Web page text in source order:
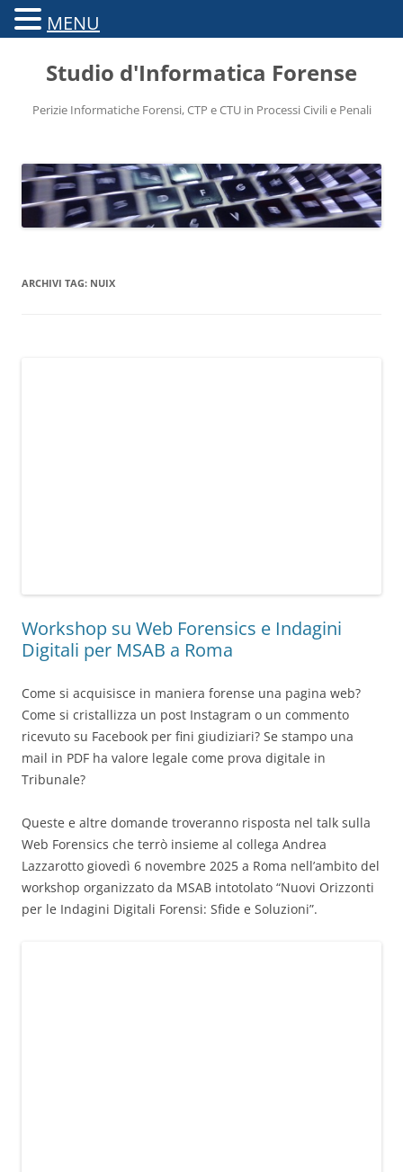
Vai
contenuto
Studio d'Informatica Forense
Perizie Informatiche Forensi, CTP e CTU in Processi Civili e Penali
ARCHIVI TAG: NUIX
Workshop su Web Forensics e Indagini
Digitali per MSAB a Roma
Come si acquisisce in maniera forense una pagina web?
Come si cristallizza un post Instagram o un commento
ricevuto su Facebook per fini giudiziari? Se stampo una
mail in PDF ha valore legale come prova digitale in
Tribunale?
Queste e altre domande troveranno risposta nel talk sulla
Web Forensics che terrò insieme al collega Andrea
Lazzarotto giovedì 6 novembre 2025 a Roma nell’ambito del
workshop organizzato da MSAB intotolato “Nuovi Orizzonti
per le Indagini Digitali Forensi: Sfide e Soluzioni”.
MENU